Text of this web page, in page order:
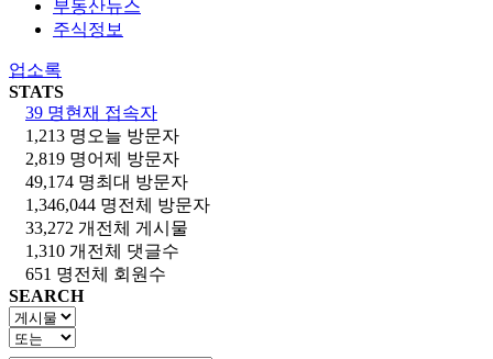
부동산뉴스
주식정보
업소록
STATS
39 명현재 접속자
1,213 명 오늘 방문자
2,819 명어제 방문자
49,174 명최대 방문자
1,346,044 명전체 방문자
33,272 개 전체 게시물
1,310 개 전체 댓글수
651 명전체 회원수
SEARCH